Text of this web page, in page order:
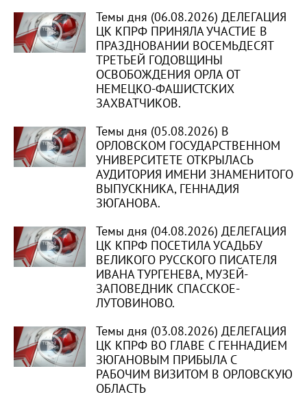
Темы дня (06.08.2026) ДЕЛЕГАЦИЯ
ЦК КПРФ ПРИНЯЛА УЧАСТИЕ В
ПРАЗДНОВАНИИ ВОСЕМЬДЕСЯТ
ТРЕТЬЕЙ ГОДОВЩИНЫ
ОСВОБОЖДЕНИЯ ОРЛА ОТ
НЕМЕЦКО-ФАШИСТСКИХ
ЗАХВАТЧИКОВ.
Темы дня (05.08.2026) В
ОРЛОВСКОМ ГОСУДАРСТВЕННОМ
УНИВЕРСИТЕТЕ ОТКРЫЛАСЬ
АУДИТОРИЯ ИМЕНИ ЗНАМЕНИТОГО
ВЫПУСКНИКА, ГЕННАДИЯ
ЗЮГАНОВА.
Темы дня (04.08.2026) ДЕЛЕГАЦИЯ
ЦК КПРФ ПОСЕТИЛА УСАДЬБУ
ВЕЛИКОГО РУССКОГО ПИСАТЕЛЯ
ИВАНА ТУРГЕНЕВА, МУЗЕЙ-
ЗАПОВЕДНИК СПАССКОЕ-
ЛУТОВИНОВО.
Темы дня (03.08.2026) ДЕЛЕГАЦИЯ
ЦК КПРФ ВО ГЛАВЕ С ГЕННАДИЕМ
ЗЮГАНОВЫМ ПРИБЫЛА С
РАБОЧИМ ВИЗИТОМ В ОРЛОВСКУЮ
ОБЛАСТЬ